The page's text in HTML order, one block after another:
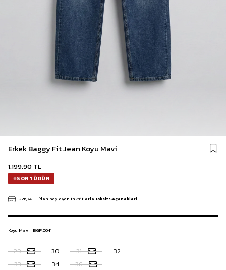
Erkek Baggy Fit Jean Koyu Mavi
1.199,90 TL
SON 1 ÜRÜN
226,74 TL`den başlayan taksitlerle Taksit Seçenekleri
Koyu Mavi | BGP.0041
29 30 31
32
33
34 36